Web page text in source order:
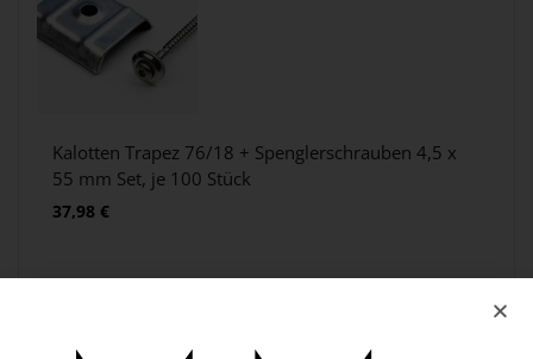
Kalotten Trapez 76/18 + Spenglerschrauben 4,5 x
55 mm Set, je 100 Stück
37,98 €